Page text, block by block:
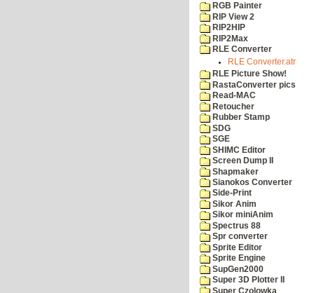
RGB Painter
RIP View 2
RIP2HIP
RIP2Max
RLE Converter
RLE Converter.atr
RLE Picture Show!
RastaConverter pics
Read-MAC
Retoucher
Rubber Stamp
SDG
SGE
SHIMC Editor
Screen Dump II
Shapmaker
Sianokos Converter
Side-Print
Sikor Anim
Sikor miniAnim
Spectrus 88
Spr converter
Sprite Editor
Sprite Engine
SupGen2000
Super 3D Plotter II
Super Czolowka